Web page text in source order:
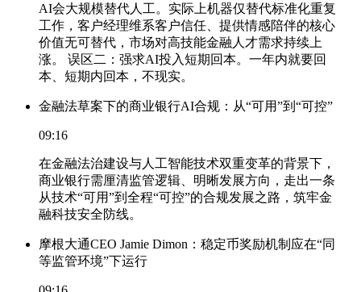
AI会大规模替代人工。实际上机器仅替代标准化重复
工作，客户经理维系客户信任、提供情感陪伴的核心
价值无可替代，市场对高技能金融人才需求持续上
涨。 误区二：强求AI投入短期回本。一年内就要回
本、短期内回本，不现实。
金融法草案下的商业银行AI合规：从“可用”到“可控”
09:16
在金融法治建设与人工智能技术双重变革的背景下，
商业银行需厘清监管逻辑、明晰发展方向，走出一条
从技术“可用”到全程“可控”的合规发展之路，筑牢金
融科技安全防线。
摩根大通CEO Jamie Dimon：稳定币奖励机制应在“同
等监管环境”下运行